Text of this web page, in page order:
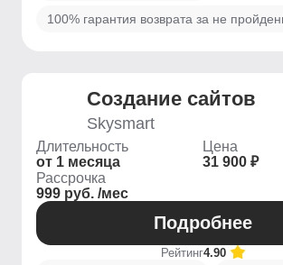
100% гарантия возврата за не
Создание сайтов
Skysmart
Длительность
от 1 месяца
Цена
31 900 ₽
Рассрочка
999 руб. /мес
Подробнее
Рейтинг4.90